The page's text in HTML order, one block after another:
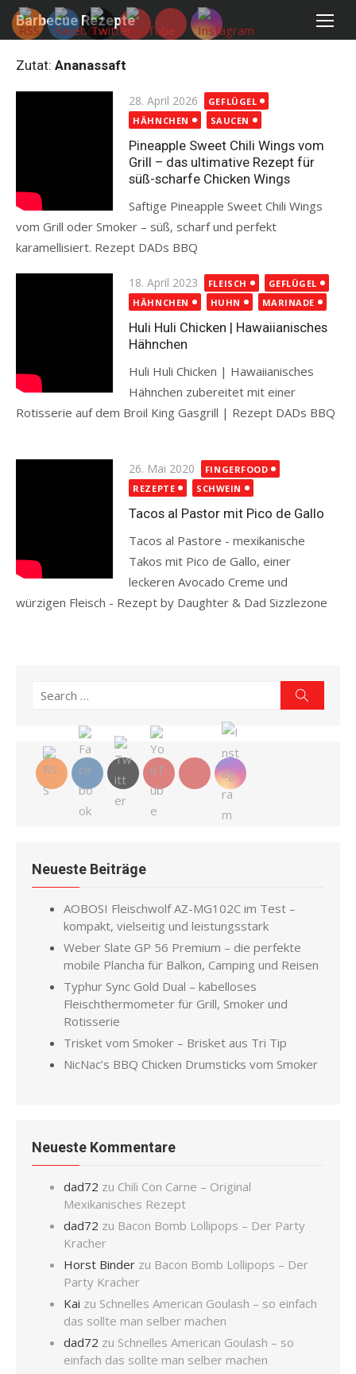
Skip
Barbecue Rezepte
Zutat: Ananassaft
Posted
on
28. April 2026
GEFLÜGEL
HÄHNCHEN
SAUCEN
Pineapple Sweet Chili Wings vom
Grill – das ultimative Rezept für
süß-scharfe Chicken Wings
Saftige Pineapple Sweet Chili Wings
vom Grill oder Smoker – süß, scharf und perfekt
karamellisiert. Rezept DADs BBQ
Posted
on
18. April 2023 FLEISCH
GEFLÜGEL
HÄHNCHEN
HUHN MARINADE
Huli Huli Chicken | Hawaiianisches
Hähnchen
Huli Huli Chicken | Hawaiianisches
Hähnchen zubereitet mit einer
Rotisserie auf dem Broil King Gasgrill | Rezept DADs BBQ
Posted
on
26. Mai 2020
FINGERFOOD
REZEPTE
SCHWEIN
Tacos al Pastor mit Pico de Gallo
Tacos al Pastore - mexikanische
Takos mit Pico de Gallo, einer
leckeren Avocado Creme und
würzigen Fleisch - Rezept by Daughter & Dad Sizzlezone
Search
Neueste Beiträge
AOBOSI Fleischwolf AZ-MG102C im Test –
kompakt, vielseitig und leistungsstark
Weber Slate GP 56 Premium – die perfekte
mobile Plancha für Balkon, Camping und Reisen
Typhur Sync Gold Dual – kabelloses
Fleischthermometer für Grill, Smoker und
Rotisserie
Trisket vom Smoker – Brisket aus Tri Tip
NicNac’s BBQ Chicken Drumsticks vom Smoker
Neueste Kommentare
dad72 zu Chili Con Carne – Original
Mexikanisches Rezept
dad72 zu Bacon Bomb Lollipops – Der Party
Kracher
Horst Binder zu Bacon Bomb Lollipops – Der
Party Kracher
Kai zu Schnelles American Goulash – so einfach
das sollte man selber machen
dad72 zu Schnelles American Goulash – so
einfach das sollte man selber machen